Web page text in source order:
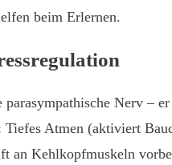
beim Erlernen.
Nerv –
Atmen (aktiviert
an Kehlkopfmuskeln